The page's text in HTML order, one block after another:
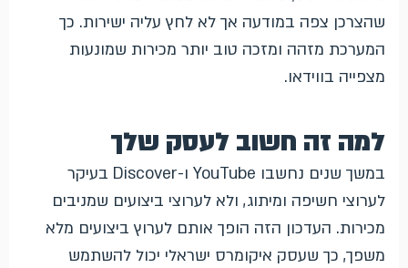
שהצרכן צפה במודעה אך לא לחץ עליה ישירות. כך
המערכת מזהה ומזכה טוב יותר מכירות שמונעות
מצפייה בווידאו.
למה זה חשוב לעסק שלך
במשך שנים נחשבו YouTube ו-Discover בעיקר
לערוצי חשיפה ומיתוג, ולא לערוצי ביצועים שמניבים
מכירות. העדכון הזה הופך אותם לערוץ ביצועים מלא
משפך, כך שעסק איקומרס ישראלי יכול להשתמש